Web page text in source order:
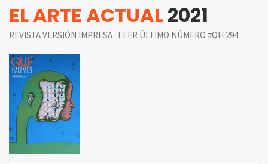
EL ARTE ACTUAL2021
REVISTA VERSIÓN IMPRESA | LEER ÚLTIMO NÚMERO #QH 294